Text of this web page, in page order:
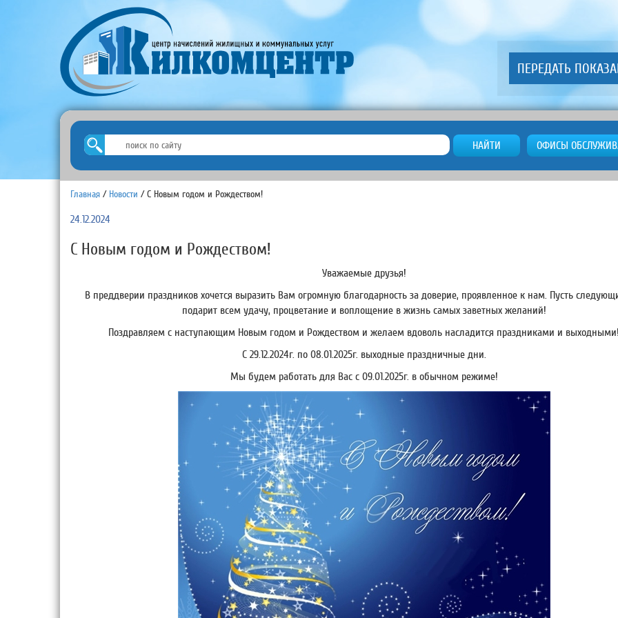
ПЕРЕДАТЬ
НАЙТИ ОФИСЫ
Главная / Новости / С Новым годом и Рождеством!
24.12.2024
С Новым годом и Рождеством!
Уважаемые друзья!
В преддверии праздников хочется выразить Вам огромную благодарность за доверие, проявленное к нам. Пусть
подарит всем удачу, процветание и воплощение в жизнь самых заветных желаний!
Поздравляем с наступающим Новым годом и Рождеством и желаем вдоволь насладится праздниками и
С 29.12.2024г. по 08.01.2025г. выходные праздничные дни.
Мы будем работать для Вас с 09.01.2025г. в обычном режиме!